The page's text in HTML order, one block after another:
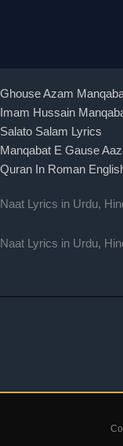
Ghouse Azam
Imam Hussain
Salato Salam Lyrics
Manqabat E Gause
Quran In Roman
Naat Lyrics in Urdu,
Naat Lyrics in Urdu,